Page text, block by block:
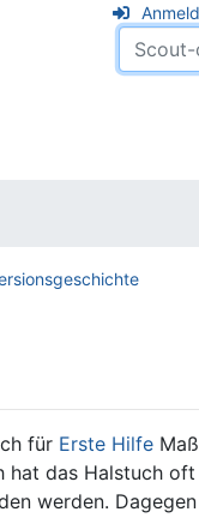
für Erste Hilfe
hat das Halstuch
werden.